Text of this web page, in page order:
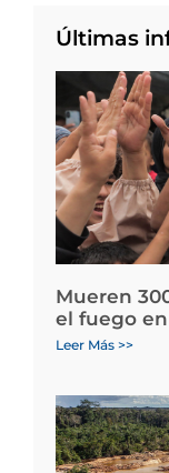
Últimas
Mueren
el fuego en
Leer Más >>